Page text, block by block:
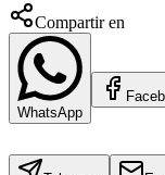
Compartir en
WhatsApp